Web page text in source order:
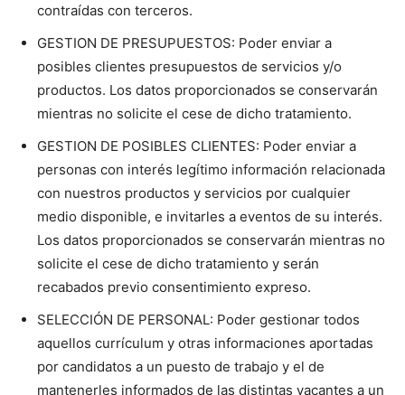
contraídas con terceros.
GESTION DE PRESUPUESTOS: Poder enviar a
posibles clientes presupuestos de servicios y/o
productos. Los datos proporcionados se conservarán
mientras no solicite el cese de dicho tratamiento.
GESTION DE POSIBLES CLIENTES: Poder enviar a
personas con interés legítimo información relacionada
con nuestros productos y servicios por cualquier
medio disponible, e invitarles a eventos de su interés.
Los datos proporcionados se conservarán mientras no
solicite el cese de dicho tratamiento y serán
recabados previo consentimiento expreso.
SELECCIÓN DE PERSONAL: Poder gestionar todos
aquellos currículum y otras informaciones aportadas
por candidatos a un puesto de trabajo y el de
mantenerles informados de las distintas vacantes a un